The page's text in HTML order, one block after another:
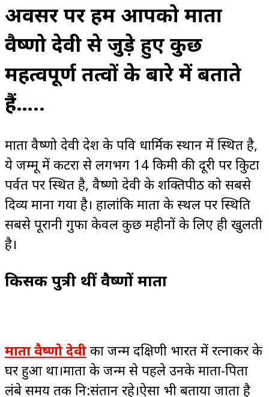
अवसर पर हम आपको माता
वैष्णो देवी से जुड़े हुए कुछ
महत्वपूर्ण तत्वों के बारे में बताते
हैं…..
माता वैष्णो देवी देश के पवित्र धार्मिक स्थान में स्थित है,
ये जम्मू में कटरा से लगभग 14 किमी की दूरी पर त्रिकुटा
पर्वत पर स्थित है, वैष्णो देवी के शक्तिपीठ को सबसे
दिव्य माना गया है। हालांकि माता के स्थल पर स्थिति
सबसे पूरानी गुफा केवल कुछ महीनों के लिए ही खुलती
है।
किसकी पुत्री थीं वैष्णों माता
माता वैष्णो देवी का जन्म दक्षिणी भारत में रत्नाकर के
घर हुआ था।माता के जन्म से पहले उनके माता-पिता
लंबे समय तक नि:संतान रहे।ऐसा भी बताया जाता है